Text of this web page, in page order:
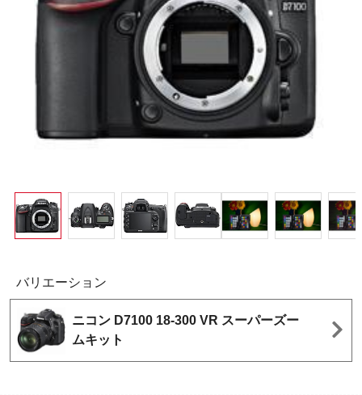
バリエーション
ニコン D7100 18-300 VR スーパーズー
ムキット